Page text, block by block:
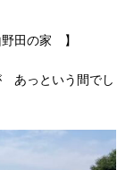
田の家 】
あっという間でし